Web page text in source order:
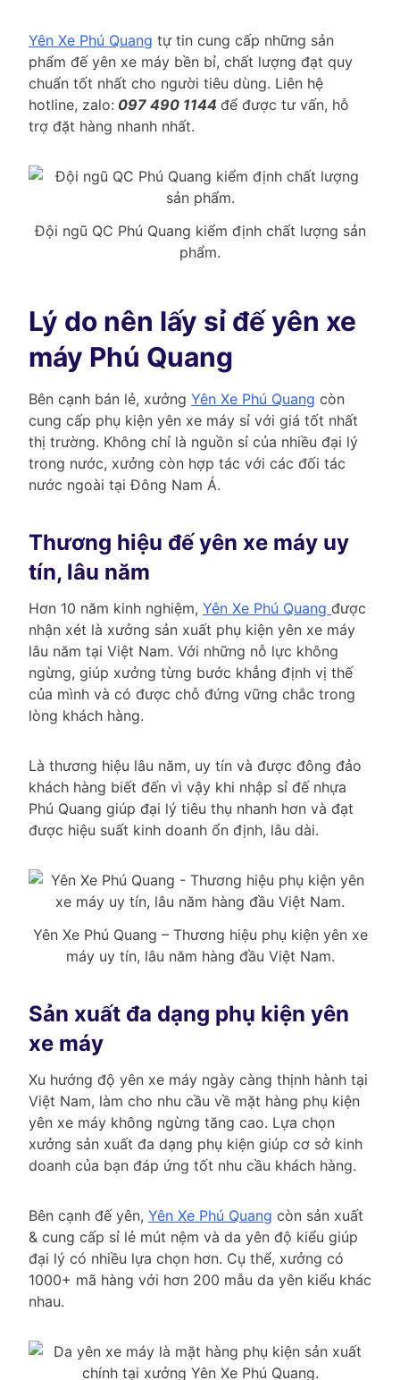
Yên Xe Phú Quang tự tin cung cấp những sản
phẩm đế yên xe máy bền bỉ, chất lượng đạt quy
chuẩn tốt nhất cho người tiêu dùng. Liên hệ
hotline, zalo: 097 490 1144 để được tư vấn, hỗ
trợ đặt hàng nhanh nhất.
Đội ngũ QC Phú Quang kiểm định chất lượng sản
phẩm.
Lý do nên lấy sỉ đế yên xe
máy Phú Quang
Bên cạnh bán lẻ, xưởng Yên Xe Phú Quang còn
cung cấp phụ kiện yên xe máy sỉ với giá tốt nhất
thị trường. Không chỉ là nguồn sỉ của nhiều đại lý
trong nước, xưởng còn hợp tác với các đối tác
nước ngoài tại Đông Nam Á.
Thương hiệu đế yên xe máy uy
tín, lâu năm
Hơn 10 năm kinh nghiệm, Yên Xe Phú Quang được
nhận xét là xưởng sản xuất phụ kiện yên xe máy
lâu năm tại Việt Nam. Với những nỗ lực không
ngừng, giúp xưởng từng bước khẳng định vị thế
của mình và có được chỗ đứng vững chắc trong
lòng khách hàng.
Là thương hiệu lâu năm, uy tín và được đông đảo
khách hàng biết đến vì vậy khi nhập sỉ đế nhựa
Phú Quang giúp đại lý tiêu thụ nhanh hơn và đạt
được hiệu suất kinh doanh ổn định, lâu dài.
Yên Xe Phú Quang – Thương hiệu phụ kiện yên xe
máy uy tín, lâu năm hàng đầu Việt Nam.
Sản xuất đa dạng phụ kiện yên
xe máy
Xu hướng độ yên xe máy ngày càng thịnh hành tại
Việt Nam, làm cho nhu cầu về mặt hàng phụ kiện
yên xe máy không ngừng tăng cao. Lựa chọn
xưởng sản xuất đa dạng phụ kiện giúp cơ sở kinh
doanh của bạn đáp ứng tốt nhu cầu khách hàng.
Bên cạnh đế yên, Yên Xe Phú Quang còn sản xuất
& cung cấp sỉ lẻ mút nệm và da yên độ kiểu giúp
đại lý có nhiều lựa chọn hơn. Cụ thể, xưởng có
1000+ mã hàng với hơn 200 mẫu da yên kiểu khác
nhau.